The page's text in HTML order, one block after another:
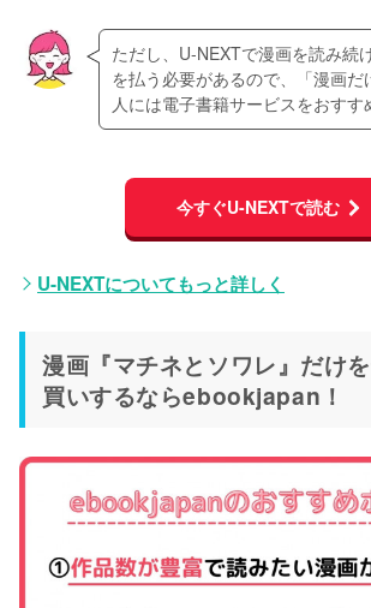
ただし、U-NEXTで漫画を読み続
を払う必要があるので、「漫画だ
人には電子書籍サービスをおすす
今すぐU-NEXTで読む
U-NEXTについてもっと詳しく
漫画『マチネとソワレ』だけ
買いするならebookjapan！